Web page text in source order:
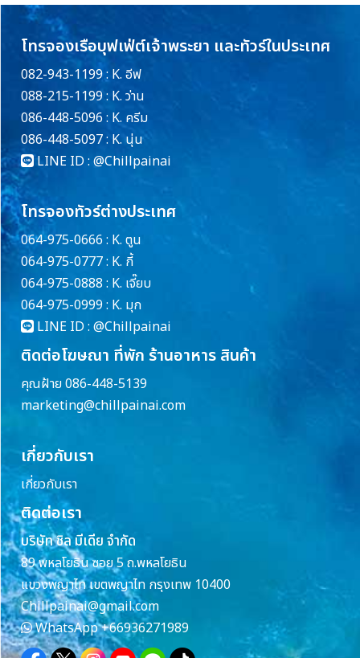
โทรจองเรือบุฟเฟ่ต์เจ้าพระยา และทัวร์ในประเทศ
082-943-1199 : K. อีฟ
088-215-1199 : K. ว่าน
086-448-5096 : K. ครีม
086-448-5097 : K. นุ่น
LINE ID : @Chillpainai
โทรจองทัวร์ต่างประเทศ
064-975-0666 : K. ตูน
064-975-0777 : K. กี้
064-975-0888 : K. เจี๊ยบ
064-975-0999 : K. มุก
LINE ID : @Chillpainai
ติดต่อโฆษณา ที่พัก ร้านอาหาร สินค้า
คุณฝ้าย 086-448-5139
marketing@chillpainai.com
เกี่ยวกับเรา
เกี่ยวกับเรา
ติดต่อเรา
บริษัท ชิล มีเดีย จำกัด
89 พหลโยธิน ซอย 5 ถ.พหลโยธิน
แขวงพญาไท เขตพญาไท กรุงเทพ 10400
Chillpainai@gmail.com
WhatsApp+66936271989